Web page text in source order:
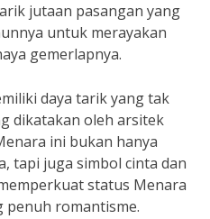
jutaan pasangan yang
untuk merayakan
gemerlapnya.
daya tarik yang tak
dikatakan oleh arsitek
ini bukan hanya
tapi juga simbol cinta dan
status Menara
penuh romantisme.